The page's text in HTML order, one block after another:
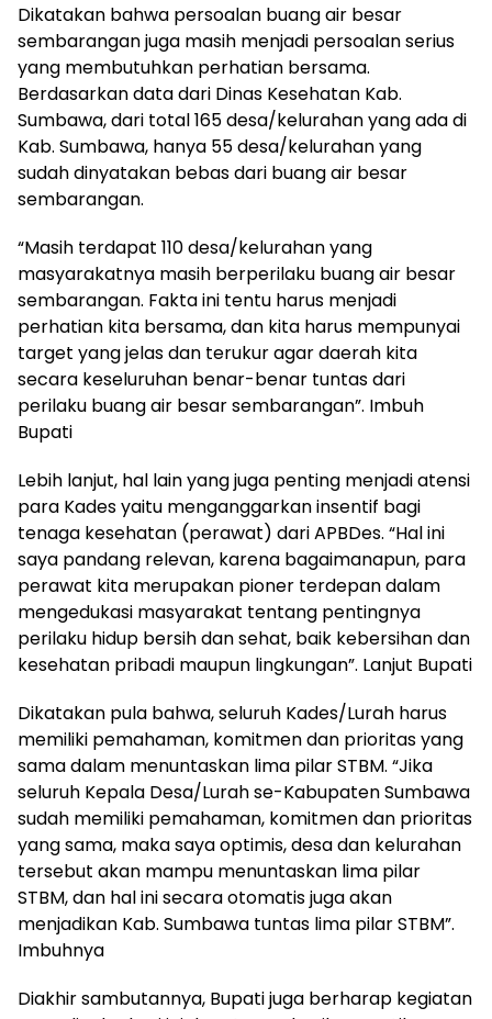
Dikatakan bahwa persoalan buang air besar
sembarangan juga masih menjadi persoalan serius
yang membutuhkan perhatian bersama.
Berdasarkan data dari Dinas Kesehatan Kab.
Sumbawa, dari total 165 desa/kelurahan yang ada di
Kab. Sumbawa, hanya 55 desa/kelurahan yang
sudah dinyatakan bebas dari buang air besar
sembarangan.
“Masih terdapat 110 desa/kelurahan yang
masyarakatnya masih berperilaku buang air besar
sembarangan. Fakta ini tentu harus menjadi
perhatian kita bersama, dan kita harus mempunyai
target yang jelas dan terukur agar daerah kita
secara keseluruhan benar-benar tuntas dari
perilaku buang air besar sembarangan”. Imbuh
Bupati
Lebih lanjut, hal lain yang juga penting menjadi atensi
para Kades yaitu menganggarkan insentif bagi
tenaga kesehatan (perawat) dari APBDes. “Hal ini
saya pandang relevan, karena bagaimanapun, para
perawat kita merupakan pioner terdepan dalam
mengedukasi masyarakat tentang pentingnya
perilaku hidup bersih dan sehat, baik kebersihan dan
kesehatan pribadi maupun lingkungan”. Lanjut Bupati
Dikatakan pula bahwa, seluruh Kades/Lurah harus
memiliki pemahaman, komitmen dan prioritas yang
sama dalam menuntaskan lima pilar STBM. “Jika
seluruh Kepala Desa/Lurah se-Kabupaten Sumbawa
sudah memiliki pemahaman, komitmen dan prioritas
yang sama, maka saya optimis, desa dan kelurahan
tersebut akan mampu menuntaskan lima pilar
STBM, dan hal ini secara otomatis juga akan
menjadikan Kab. Sumbawa tuntas lima pilar STBM”.
Imbuhnya
Diakhir sambutannya, Bupati juga berharap kegiatan